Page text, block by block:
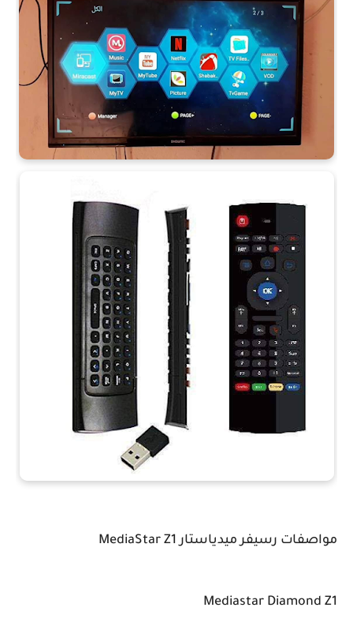
مواصفات رسيفر ميدياستار MediaStar Z1
Mediastar Diamond Z1